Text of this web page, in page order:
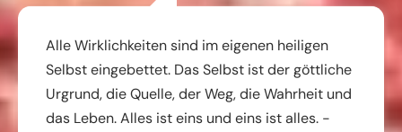
Alle Wirklichkeiten sind im eigenen heiligen
Selbst eingebettet. Das Selbst ist der göttliche
Urgrund, die Quelle, der Weg, die Wahrheit und
das Leben. Alles ist eins und eins ist alles. -